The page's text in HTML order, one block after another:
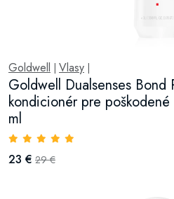
Goldwell Vlasy
Goldwell Dualsenses Bond
kondicionér pre
ml
23 € 29 €